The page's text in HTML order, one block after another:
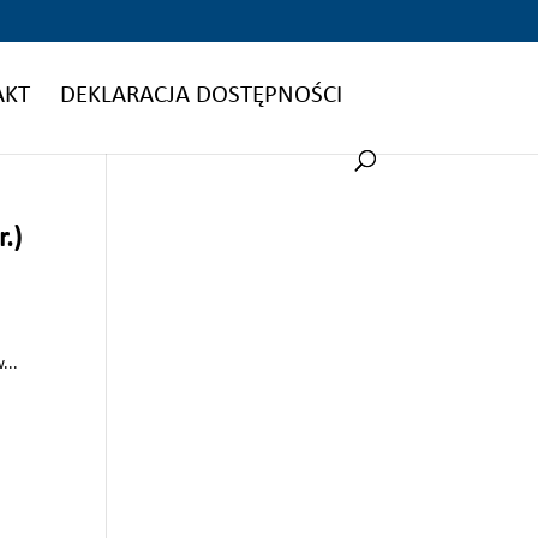
DEKLARACJA DOSTĘPNOŚCI